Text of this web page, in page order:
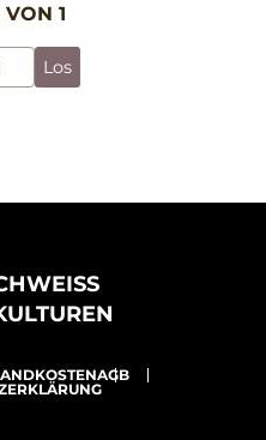
VON 1
Los
AGB